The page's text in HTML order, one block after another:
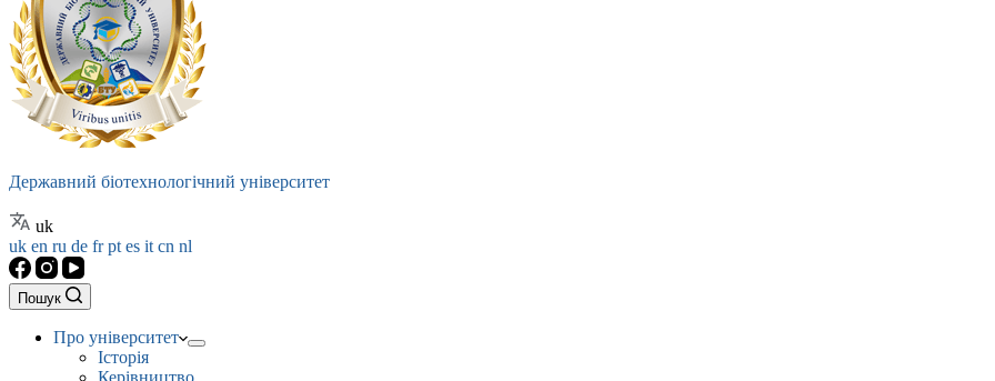
Державний біотехнологічний університет
uk
uk en ru de frpt es it cn nl
Пошук
Про університет
Історія
Керівництво